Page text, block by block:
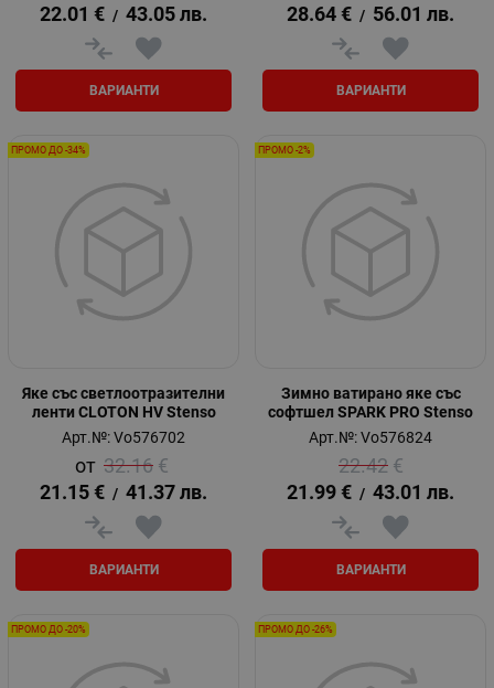
22.01 € / 43.05 лв.
ВАРИАНТИ
28.64 € / 56.01 лв.
ВАРИАНТИ
Яке със светлоотразителни
ленти CLOTON HV Stenso
Арт.№: Vo576702
32.16 €
21.15 € / 41.37 лв.
ВАРИАНТИ
ПРОМО ДО -34%
Зимно ватирано яке със
софтшел SPARK PRO Stenso
Арт.№: Vo576824
22.42 €
21.99 € / 43.01 лв.
ВАРИАНТИ
ПРОМО -2%
ПРОМО ДО -20% ПРОМО ДО -26%